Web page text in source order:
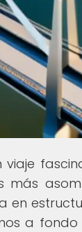
viaje
en
a